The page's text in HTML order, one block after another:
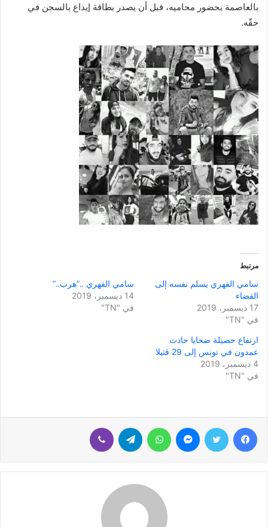
بالعاصمة بحضور محاميه، قبل أن يصدر بطاقة إيداع بالسجن في
حقّه.
مرتبط
سامي الفهري يسلم نفسه إلى
القضاء
17 ديسمبر، 2019
في "TN"
سامي الفهري ..”هرب..”
14 ديسمبر، 2019
في "TN"
ارتفاع حصيلة ضحايا حادث
عمدون في تونس إلى 29 قتيلا
4 ديسمبر، 2019
في "TN"